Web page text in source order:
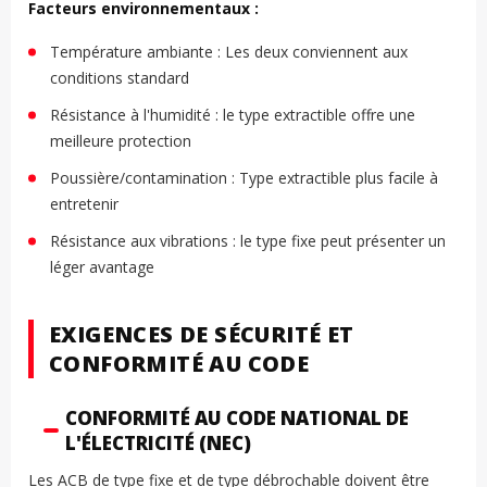
Facteurs environnementaux :
Température ambiante : Les deux conviennent aux
conditions standard
Résistance à l'humidité : le type extractible offre une
meilleure protection
Poussière/contamination : Type extractible plus facile à
entretenir
Résistance aux vibrations : le type fixe peut présenter un
léger avantage
EXIGENCES DE SÉCURITÉ ET
CONFORMITÉ AU CODE
CONFORMITÉ AU CODE NATIONAL DE
L'ÉLECTRICITÉ (NEC)
Les ACB de type fixe et de type débrochable doivent être